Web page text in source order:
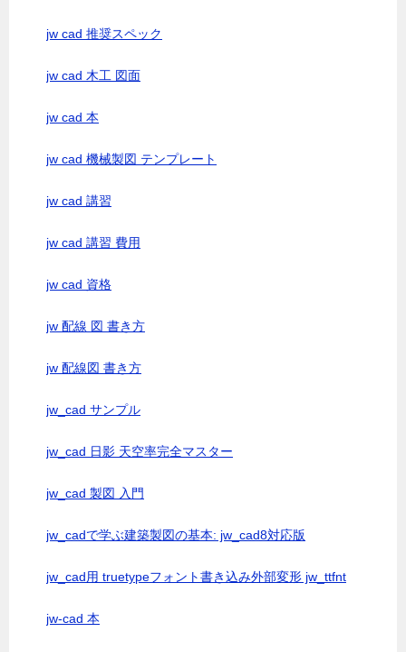
jw cad 推奨スペック
jw cad 木工 図面
jw cad 本
jw cad 機械製図 テンプレート
jw cad 講習
jw cad 講習 費用
jw cad 資格
jw 配線 図 書き方
jw 配線図 書き方
jw_cad サンプル
jw_cad 日影 天空率完全マスター
jw_cad 製図 入門
jw_cadで学ぶ建築製図の基本: jw_cad8対応版
jw_cad用 truetypeフォント書き込み外部変形 jw_ttfnt
jw-cad 本